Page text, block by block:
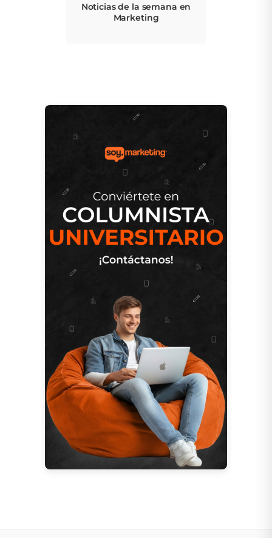
Noticias de la semana en
Marketing